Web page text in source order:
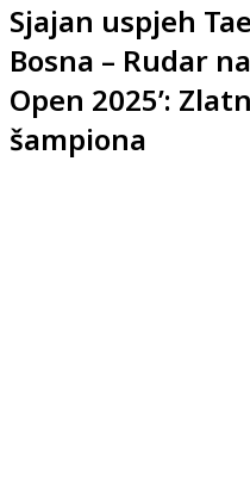
Sjajan uspjeh
Bosna – Rudar
Open 2025’:
šampiona